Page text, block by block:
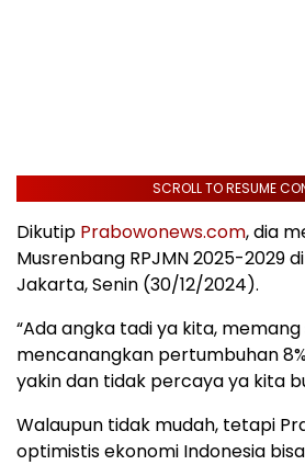
SCROLL TO RESUME
Dikutip Prabowonews.com, dia
Musrenbang RPJMN 2025-2029
Jakarta, Senin (30/12/2024).
“Ada angka tadi ya kita,
mencanangkan pertumbuhan
yakin dan tidak percaya ya kita
Walaupun tidak mudah, tetapi
optimistis ekonomi Indonesia